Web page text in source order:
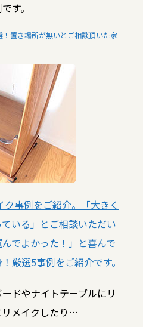
す。
置き場所が無いとご相談頂いた家
事例をご紹介。「大きく
いる」とご相談いただい
でよかった！」と喜んで
厳選5事例をご紹介です。
ドやナイトテーブルにリ
リメイクしたり…